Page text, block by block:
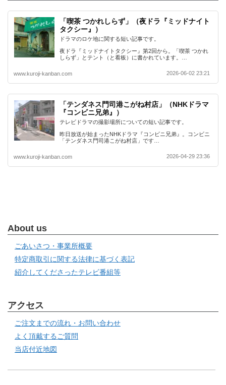
「喫茶 つかれしらず」（夜ドラ『ミッドナイト
タクシー』）
ドラマのロケ地に関する短い記事です。
夜ドラ『ミッドナイトタクシー』第2回から。「喫茶 つかれ
しらず」とテント（と看板）に書かれています。…
www.kuroji-kanban.com 2026-06-02 23:21
「テンダネス門司港こがね村店」（NHKドラマ
『コンビニ兄弟』）
テレビドラマの撮影場所についての短い記事です。
昨日放送が始まったNHKドラマ『コンビニ兄弟』。コンビニ
「テンダネス門司港こがね村店」です…
www.kuroji-kanban.com 2026-04-29 23:36
About us
ごあいさつ・事業所概要
特定商取引に関する法律に基づく表記
紹介してくださったテレビ番組等
アクセス
ご注文までの流れ・お問い合わせ
よく頂戴するご質問
当店付近地図